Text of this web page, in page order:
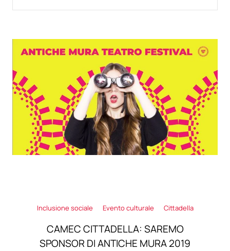
Inclusione sociale Evento culturale Cittadella
CAMEC CITTADELLA: SAREMO
SPONSOR DI ANTICHE MURA 2019